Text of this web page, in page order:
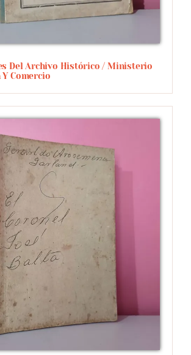
Del Archivo Histórico / Ministerio
Y Comercio